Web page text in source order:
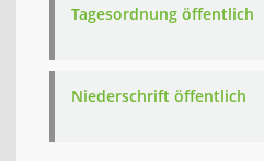
Tagesordnung öffentlich
Niederschrift öffentlich